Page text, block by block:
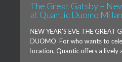
The Great Gatsby –
at Quantic Duomo
NEW YEAR’S EVE THE GREAT
DUOMO For who wants to
location, Quantic offers a lively